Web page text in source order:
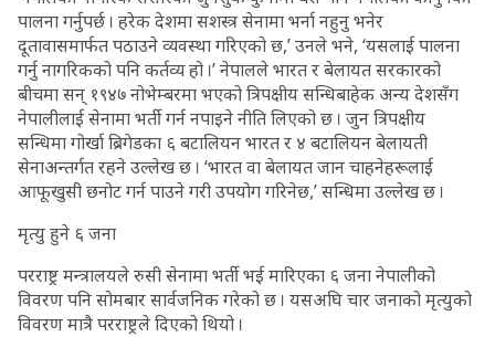
पालना गर्नुपर्छ । हरेक देशमा सशस्त्र सेनामा भर्ना नहुनु भनेर
दूतावासमार्फत पठाउने व्यवस्था गरिएको छ,’ उनले भने, ‘यसलाई पालना
गर्नु नागरिकको पनि कर्तव्य हो ।’ नेपालले भारत र बेलायत सरकारको
बीचमा सन् १९४७ नोभेम्बरमा भएको त्रिपक्षीय सन्धिबाहेक अन्य देशसँग
नेपालीलाई सेनामा भर्ती गर्न नपाइने नीति लिएको छ । जुन त्रिपक्षीय
सन्धिमा गोर्खा ब्रिगेडका ६ बटालियन भारत र ४ बटालियन बेलायती
सेनाअन्तर्गत रहने उल्लेख छ । ‘भारत वा बेलायत जान चाहनेहरूलाई
आफूखुसी छनोट गर्न पाउने गरी उपयोग गरिनेछ,’ सन्धिमा उल्लेख छ ।
मृत्यु हुने ६ जना
परराष्ट्र मन्त्रालयले रुसी सेनामा भर्ती भई मारिएका ६ जना नेपालीको
विवरण पनि सोमबार सार्वजनिक गरेको छ । यसअघि चार जनाको मृत्युको
विवरण मात्रै परराष्ट्रले दिएको थियो ।